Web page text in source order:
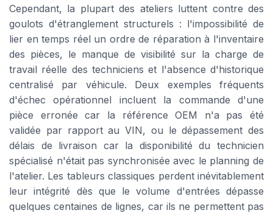
Cependant, la plupart des ateliers luttent contre des
goulots d'étranglement structurels : l'impossibilité de
lier en temps réel un ordre de réparation à l'inventaire
des pièces, le manque de visibilité sur la charge de
travail réelle des techniciens et l'absence d'historique
centralisé par véhicule. Deux exemples fréquents
d'échec opérationnel incluent la commande d'une
pièce erronée car la référence OEM n'a pas été
validée par rapport au VIN, ou le dépassement des
délais de livraison car la disponibilité du technicien
spécialisé n'était pas synchronisée avec le planning de
l'atelier. Les tableurs classiques perdent inévitablement
leur intégrité dès que le volume d'entrées dépasse
quelques centaines de lignes, car ils ne permettent pas